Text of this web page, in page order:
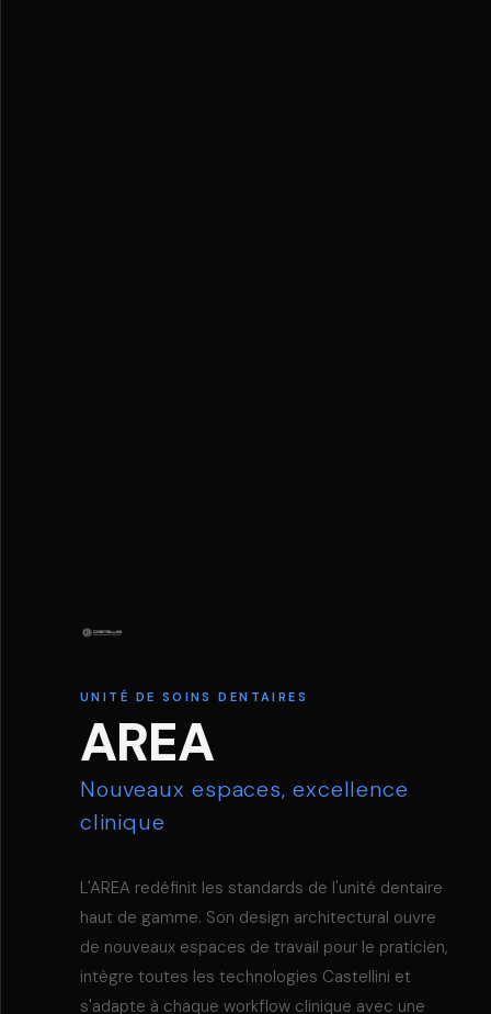
UNITÉ DE SOINS DENTAIRES
AREA
Nouveaux espaces, excellence
clinique
L'AREA redéfinit les standards de l'unité dentaire
haut de gamme. Son design architectural ouvre
de nouveaux espaces de travail pour le praticien,
intègre toutes les technologies Castellini et
s'adapte à chaque workflow clinique avec une